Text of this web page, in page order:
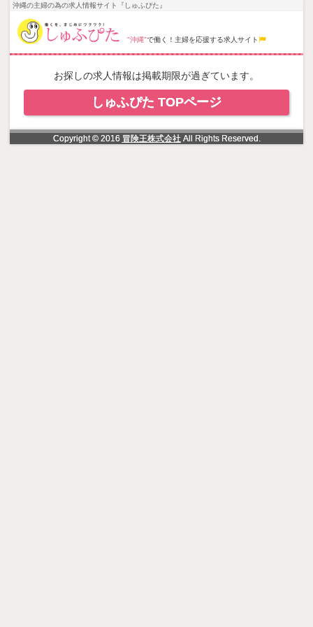
NowLoading
沖縄の主婦の為の求人情報サイト『しゅふぴた』
"沖縄"で働く！主婦を応援する求人サイト
お探しの求人情報は掲載期限が過ぎています。
しゅふぴた TOPページ
Copyright © 2016 冒険王株式会社All Rights Reserved.